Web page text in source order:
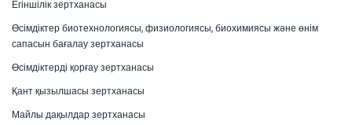
Егіншілік зертханасы
Өсімдіктер биотехнологиясы, физиологиясы, биохимиясы және өнім
сапасын бағалау зертханасы
Өсімдіктерді қорғау зертханасы
Қант қызылшасы зертханасы
Майлы дақылдар зертханасы